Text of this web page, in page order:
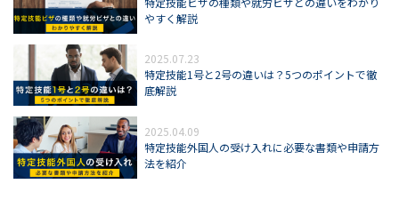
やすく解説
2025.07.23
特定技能1号と2号の違いは？5つのポイントで徹
底解説
2025.04.09
特定技能外国人の受け入れに必要な書類や申請方
法を紹介